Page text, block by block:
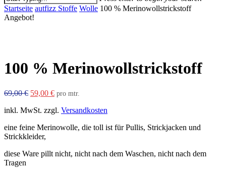
Close
Search
Startseite autfizz Stoffe Wolle 100 % Merinowollstrickstoff
Angebot!
100 % Merinowollstrickstoff
69,00€ Ursprünglicher
war:
59,00 €Aktueller
ist:
pro mtr.
inkl. MwSt. zzgl. Versandkosten
eine feine Merinowolle, die toll ist für Pullis, Strickjacken und
Strickkleider,
diese Ware pillt nicht, nicht nach dem Waschen, nicht nach dem
Tragen